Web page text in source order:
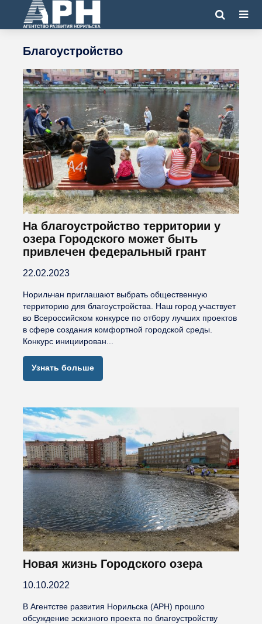
Благоустройство
На благоустройство территории у
озера Городского может быть
привлечен федеральный грант
22.02.2023
Норильчан приглашают выбрать общественную
территорию для благоустройства. Наш город участвует
во Всероссийском конкурсе по отбору лучших проектов
в сфере создания комфортной городской среды.
Конкурс инициирован...
Узнать больше
Новая жизнь Городского озера
10.10.2022
В Агентстве развития Норильска (АРН) прошло
обсуждение эскизного проекта по благоустройству